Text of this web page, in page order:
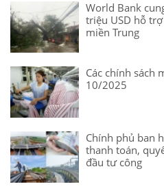
World Bank
triệu USD hỗ
miền Trung
Các chính sách
10/2025
Chính phủ ban
thanh toán,
đầu tư công